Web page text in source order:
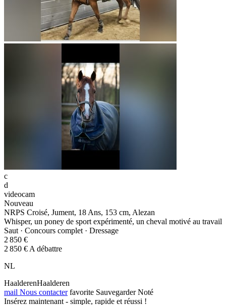
c
d
videocam
Nouveau
NRPS Croisé, Jument, 18 Ans, 153 cm, Alezan
Whisper, un poney de sport expérimenté, un cheval motivé au travail
Saut · Concours complet · Dressage
2 850 €
2 850 € A débattre
NL
HaalderenHaalderen
mail Nous contacter favorite Sauvegarder Noté
Insérez maintenant - simple, rapide et réussi !